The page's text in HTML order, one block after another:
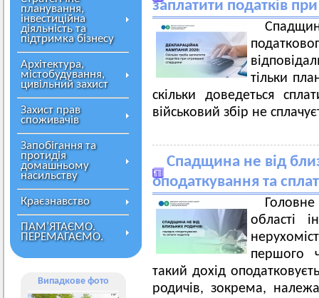
планування,
інвестиційна
діяльність та
підтримка бізнесу
Архітектура,
містобудування,
цивільний захист
Захист прав
споживачів
Запобігання та
протидія
домашньому
насильству
Краєзнавство
ПАМ’ЯТАЄМО.
ПЕРЕМАГАЄМО.
Випадкове фото
заплатити податків
тільки
скільки доведеться
військовий збір не
Спадщина не від
оподаткування та
області
першого
такий дохід
родичів, зокрема,